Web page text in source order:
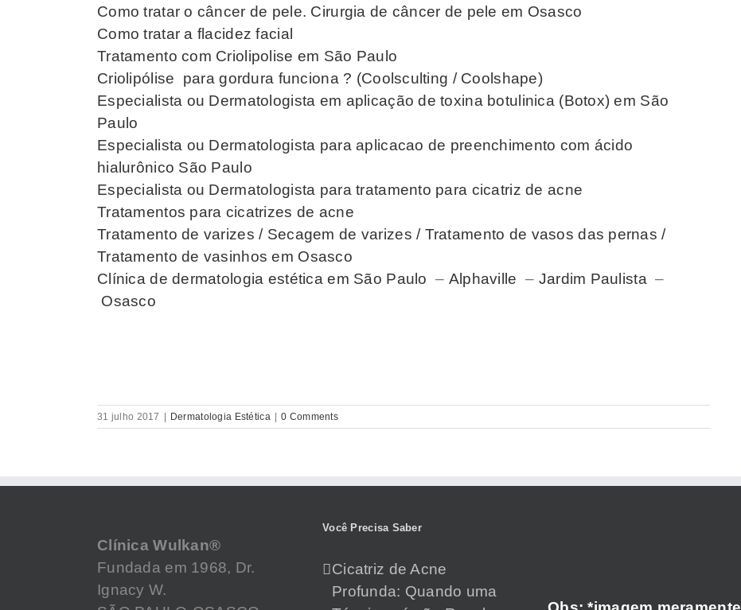
Como tratar o câncer de pele. Cirurgia de câncer de pele em Osasco
Como tratar a flacidez facial
Tratamento com Criolipolise em São Paulo
Criolipólise para gordura funciona ? (Coolsculting / Coolshape)
Especialista ou Dermatologista em aplicação de toxina botulinica (Botox) em São
Paulo
Especialista ou Dermatologista para aplicacao de preenchimento com ácido
hialurônico São Paulo
Especialista ou Dermatologista para tratamento para cicatriz de acne
Tratamentos para cicatrizes de acne
Tratamento de varizes / Secagem de varizes / Tratamento de vasos das pernas /
Tratamento de vasinhos em Osasco
Clínica de dermatologia estética em São Paulo – Alphaville – Jardim Paulista –
Osasco
31 julho 2017 | Dermatologia Estética | 0 Comments
Clínica Wulkan®
Fundada em 1968, Dr.
Ignacy W.
Você Precisa Saber
Cicatriz de Acne
Profunda: Quando uma